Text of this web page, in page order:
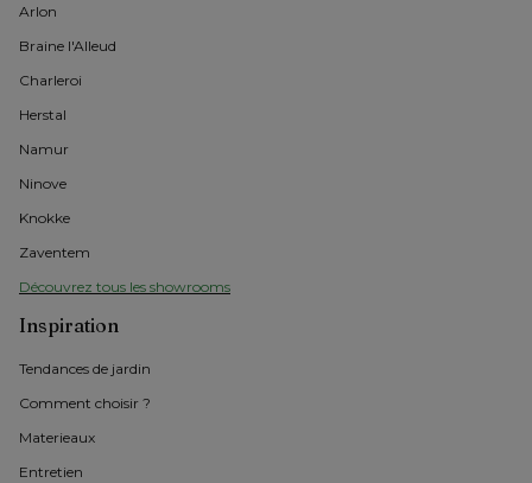
Arlon
Braine l'Alleud
Charleroi
Herstal
Namur
Ninove
Knokke
Zaventem
Découvrez tous les showrooms
Inspiration
Tendances de jardin
Comment choisir ?
Materieaux
Entretien